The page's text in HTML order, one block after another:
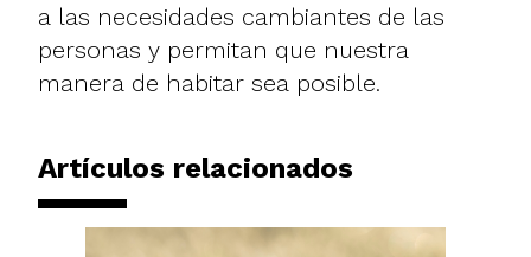
a las necesidades cambiantes de las
personas y permitan que nuestra
manera de habitar sea posible.
Artículos relacionados